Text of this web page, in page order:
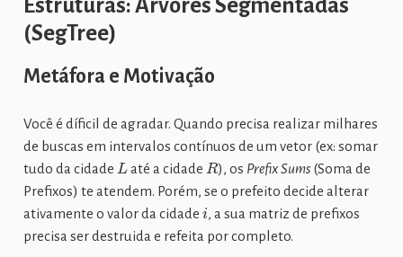
Estruturas: Árvores Segmentadas
(SegTree)
Metáfora e Motivação
Você é díficil de agradar. Quando precisa realizar milhares
de buscas em intervalos contínuos de um vetor (ex: somar
tudo da cidade L até a cidade R), os Prefix Sums(Soma de
Prefixos) te atendem. Porém, se o prefeito decide alterar
ativamente o valor da cidade i, a sua matriz de prefixos
precisa ser destruida e refeita por completo.